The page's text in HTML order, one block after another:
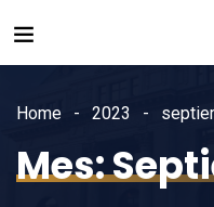
Home 2023
Mes: